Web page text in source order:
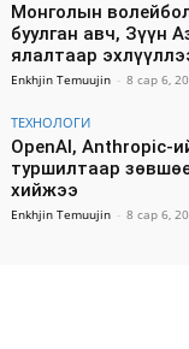
Монголын
буулган авч, Зүүн
ялалтаар
Enkhjin Temuujin - 8 сар 6,
ТЕХНОЛОГИ
OpenAI, Anthropic-
туршилтаар
хийжээ
Enkhjin Temuujin - 8 сар 6,